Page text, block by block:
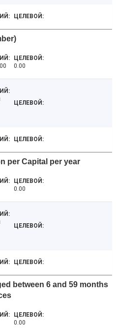
0.00
per Capital per year
0.00
between 6 and 59 months
0.00